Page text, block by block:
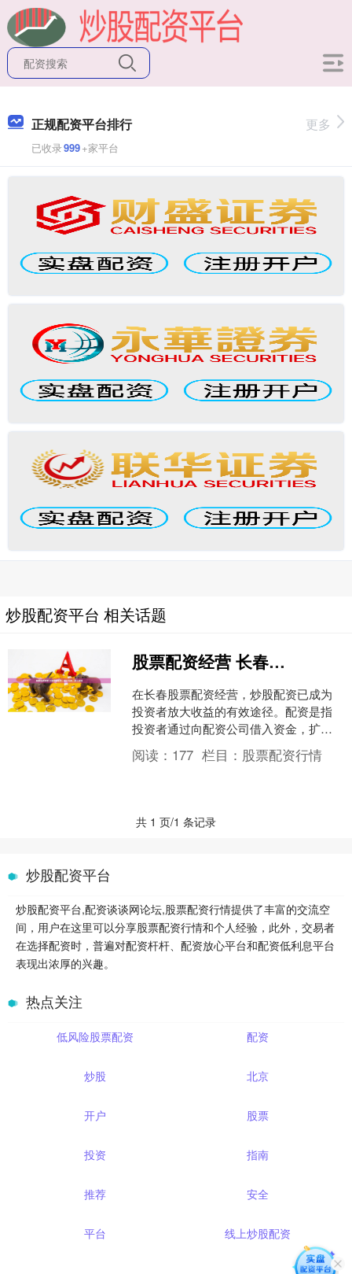
正规配资平台排行
已收录999+家平台
更多
炒股配资平台 相关话题
股票配资经营 长春炒股配资：助力投资，放大收益
在长春股票配资经营，炒股配资已成为
投资者放大收益的有效途径。配资是指
投资者通过向配资公司借入资金，扩大
投资规模的一种方式。 股票配资是指投
资者通过向配资公司借入....
阅读： 177 栏目： 股票配资行情
共 1 页/1 条记录
炒股配资平台
炒股配资平台,配资谈谈网论坛,股票配资行情提供了丰富的交流空
间，用户在这里可以分享股票配资行情和个人经验，此外，交易者
在选择配资时，普遍对配资杆杆、配资放心平台和配资低利息平台
表现出浓厚的兴趣。
热点关注
低风险股票配资 配资
炒股 北京
开户 股票
投资 指南
推荐 安全
平台 线上炒股配资